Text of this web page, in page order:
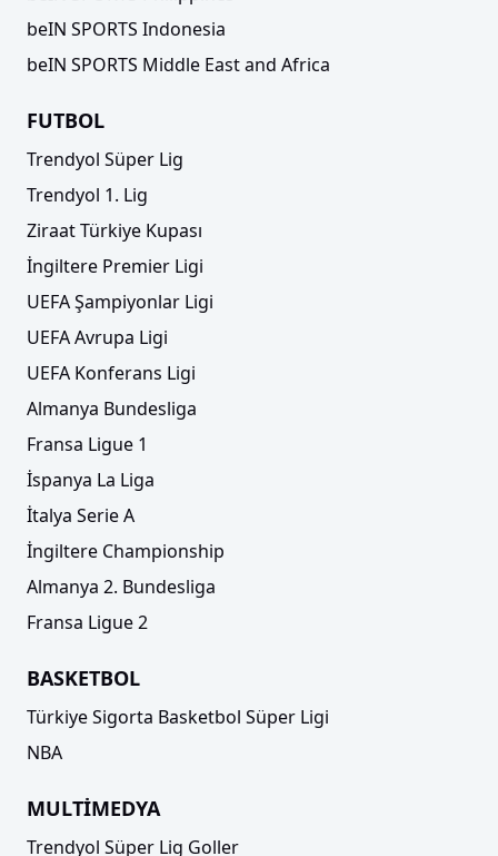
beIN SPORTS Indonesia
beIN SPORTS Middle East and Africa
FUTBOL
Trendyol Süper Lig
Trendyol 1. Lig
Ziraat Türkiye Kupası
İngiltere Premier Ligi
UEFA Şampiyonlar Ligi
UEFA Avrupa Ligi
UEFA Konferans Ligi
Almanya Bundesliga
Fransa Ligue 1
İspanya La Liga
İtalya Serie A
İngiltere Championship
Almanya 2. Bundesliga
Fransa Ligue 2
BASKETBOL
Türkiye Sigorta Basketbol Süper Ligi
NBA
MULTİMEDYA
Trendyol Süper Lig Goller